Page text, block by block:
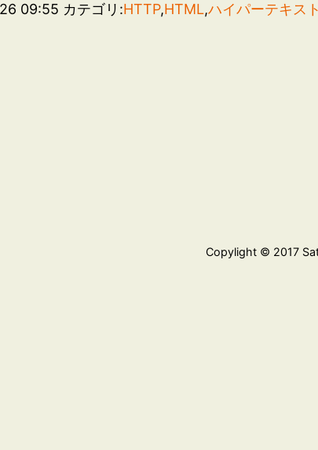
09:55 カテゴリ:HTTP,HTML,ハイパーテキスト
Copylight © 2017